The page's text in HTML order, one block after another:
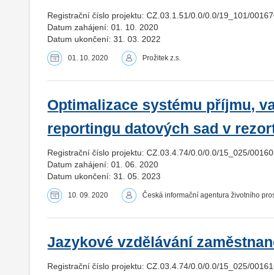
Registrační číslo projektu: CZ.03.1.51/0.0/0.0/19_101/
Datum zahájení: 01. 10. 2020
Datum ukončení: 31. 03. 2022
01. 10. 2020 Prožitek z.s.
Optimalizace systému příjmu,
reportingu datových sad v
Registrační číslo projektu: CZ.03.4.74/0.0/0.0/15_025/
Datum zahájení: 01. 06. 2020
Datum ukončení: 31. 05. 2023
10. 09. 2020 Česká informační agentura životního
Jazykové vzdělávání
Registrační číslo projektu: CZ.03.4.74/0.0/0.0/15_025/